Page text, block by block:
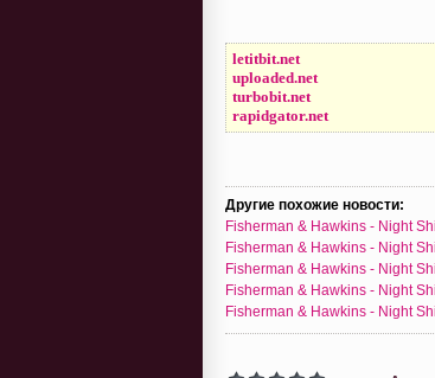
letitbit.net
uploaded.net
turbobit.net
rapidgator.net
Другие похожие новости:
Fisherman & Hawkins - Night
Fisherman & Hawkins - Night
Fisherman & Hawkins - Night
Fisherman & Hawkins - Night
Fisherman & Hawkins - Night